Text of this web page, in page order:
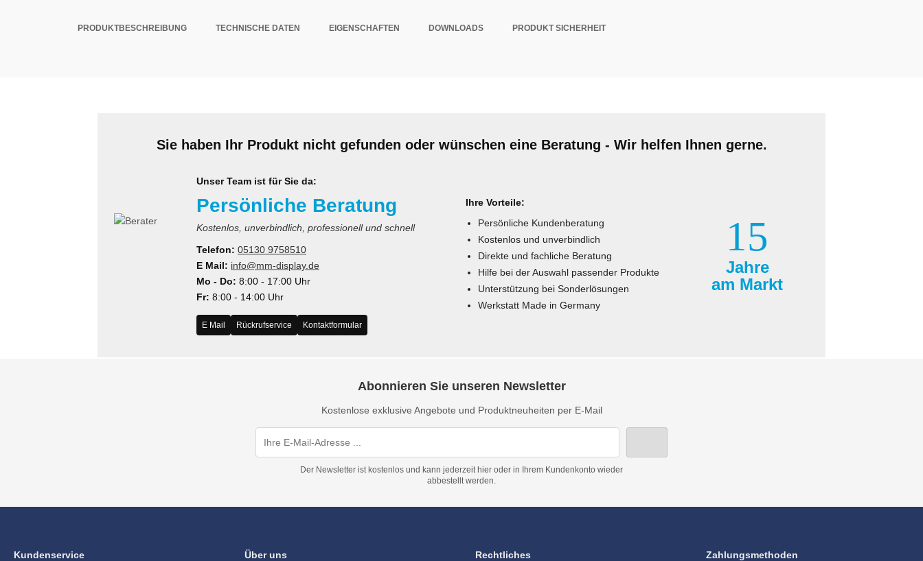
PRODUKTBESCHREIBUNG TECHNISCHE DATEN EIGENSCHAFTEN DOWNLOADS PRODUKT SICHERHEIT
Sie haben Ihr Produkt nicht gefunden oder wünschen eine Beratung - Wir helfen Ihnen gerne.
Unser Team ist für Sie da:
Persönliche Beratung
Kostenlos, unverbindlich, professionell und schnell
Telefon: 05130 9758510
E Mail: info@mm-display.de
Mo - Do: 8:00 - 17:00 Uhr
Fr: 8:00 - 14:00 Uhr
E Mail Rückrufservice Kontaktformular
Ihre Vorteile:
Persönliche Kundenberatung
Kostenlos und unverbindlich
Direkte und fachliche Beratung
Hilfe bei der Auswahl passender Produkte
Unterstützung bei Sonderlösungen
Werkstatt Made in Germany
15
Jahre
am Markt
Abonnieren Sie unseren Newsletter
Kostenlose exklusive Angebote und Produktneuheiten per E-Mail
Der Newsletter ist kostenlos und kann jederzeit hier oder in Ihrem Kundenkonto wieder
abbestellt werden.
Kundenservice Über uns Rechtliches Zahlungsmethoden